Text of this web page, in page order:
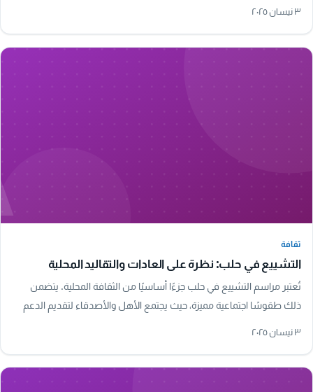
٣ نيسان ٢٠٢٥
ثقافة
التشييع في حلب: نظرة على العادات والتقاليد المحلية
تُعتبر مراسم التشييع في حلب جزءًا أساسيًا من الثقافة المحلية. يتضمن
ذلك طقوسًا اجتماعية مميزة، حيث يجتمع الأهل والأصدقاء لتقديم الدعم
٣ نيسان ٢٠٢٥